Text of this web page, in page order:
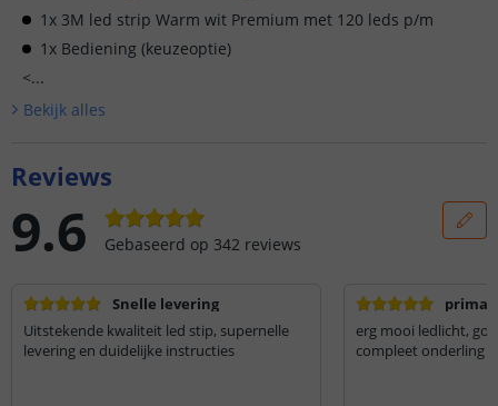
1x 3M led strip Warm wit Premium met 120 leds p/m
1x Bediening (keuzeoptie)
<...
Bekijk alles
Reviews
9.6 Gebaseerd op 342 reviews
Snelle levering
Uitstekende kwaliteit led stip, supernelle
levering en duidelijke instructies
prima
erg mooi ledlicht,
compleet onderling